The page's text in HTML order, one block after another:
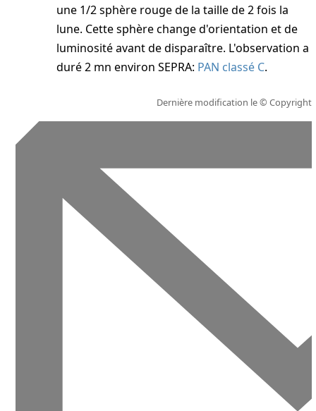
une 1/2 sphère rouge de la taille de 2 fois la
lune. Cette sphère change d'orientation et de
luminosité avant de disparaître. L'observation a
duré 2 mn environ SEPRA: PAN classé C.
Dernière modification le© Copyright